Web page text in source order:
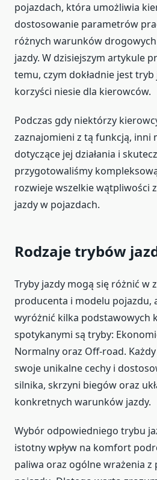
pojazdach, która umożliwia
dostosowanie parametrów
różnych warunków
jazdy. W dzisiejszym artykule
temu, czym dokładnie jest
korzyści niesie dla kierowców.
Podczas gdy niektórzy
zaznajomieni z tą funkcją, inni
dotyczące jej działania i
przygotowaliśmy
rozwieje wszelkie wątpliwości
jazdy w pojazdach.
Rodzaje trybów
Tryby jazdy mogą się różnić w
producenta i modelu pojazdu,
wyróżnić kilka podstawowych
spotykanymi są tryby:
Normalny oraz Off-road.
swoje unikalne cechy i
silnika, skrzyni biegów oraz
konkretnych warunków jazdy.
Wybór odpowiedniego trybu
istotny wpływ na komfort
paliwa oraz ogólne wrażenia z